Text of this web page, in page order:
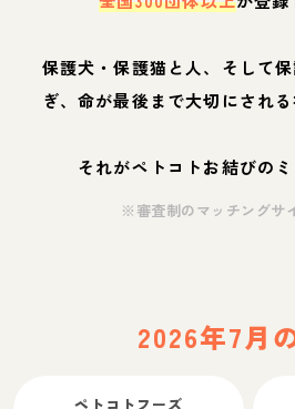
保護犬・保護猫と人、そして
ぎ、命が最後まで大切にされる
それがペトコトお結びのミ
※審査制のマッチングサ
2026年7月
ペトコトフーズ